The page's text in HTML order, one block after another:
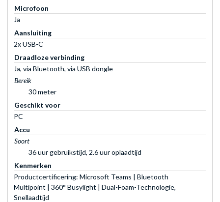
Microfoon
Ja
Aansluiting
2x USB-C
Draadloze verbinding
Ja, via Bluetooth, via USB dongle
Bereik
30 meter
Geschikt voor
PC
Accu
Soort
36 uur gebruikstijd, 2.6 uur oplaadtijd
Kenmerken
Productcertificering: Microsoft Teams | Bluetooth
Multipoint | 360° Busylight | Dual-Foam-Technologie,
Snellaadtijd